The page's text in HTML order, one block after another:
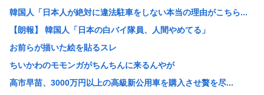
【絶望画像】7月の電気代逝ったあああああああああ！！！！...
ワイ「最近、嫁の夜間外出が増えてる…怪しい…興信所に調査...
【岡山】シャインマスカット200房（時価40万円相当）畑...
焼肉ライクで2170円食べ放題！今どき2170円の肉食べ...
なんで夏にマスクしてんだァ？
韓国人「日本人が絶対に違法駐車をしない本当の理由がこちら...
【朗報】 韓国人「日本の白バイ隊員、人間やめてる」
お前らが描いた絵を貼るスレ
ちいかわのモモンガがちんちんに来るんやが
高市早苗、3000万円以上の高級新公用車を購入させ贅を尽...